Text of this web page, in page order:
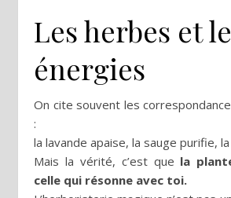
Les herbes et
énergies
On cite souvent les
:
la lavande apaise, la sauge purifie,
Mais la vérité, c’est que la
celle qui résonne avec toi.